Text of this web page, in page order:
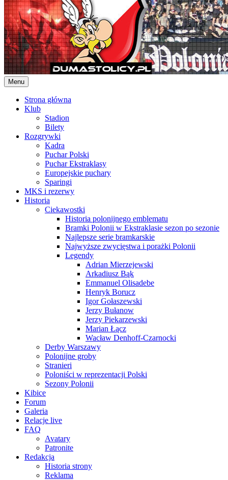
Menu
Strona główna
Klub
Stadion
Bilety
Rozgrywki
Kadra
Puchar Polski
Puchar Ekstraklasy
Europejskie puchary
Sparingi
MKS i rezerwy
Historia
Ciekawostki
Historia polonijnego emblematu
Bramki Polonii w Ekstraklasie sezon po sezonie
Najlepsze serie bramkarskie
Najwyższe zwycięstwa i porażki Polonii
Legendy
Adrian Mierzejewski
Arkadiusz Bąk
Emmanuel Olisadebe
Henryk Borucz
Igor Gołaszewski
Jerzy Bułanow
Jerzy Piekarzewski
Marian Łącz
Wacław Denhoff-Czarnocki
Derby Warszawy
Polonijne groby
Stranieri
Poloniści w reprezentacji Polski
Sezony Polonii
Kibice
Forum
Galeria
Relacje live
FAQ
Avatary
Patronite
Redakcja
Historia strony
Reklama